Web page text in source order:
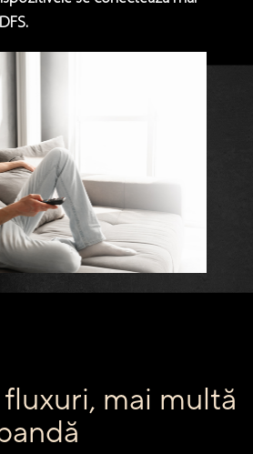
mai multă